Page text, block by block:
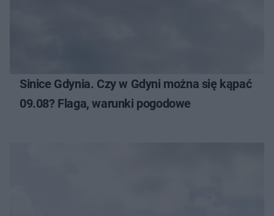
Sinice Gdynia. Czy w Gdyni można się kąpać
09.08? Flaga, warunki pogodowe